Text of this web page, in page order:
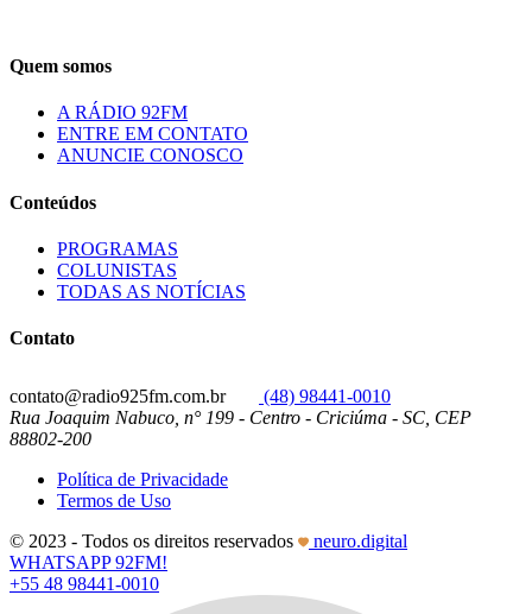
Quem somos
A RÁDIO 92FM
ENTRE EM CONTATO
ANUNCIE CONOSCO
Conteúdos
PROGRAMAS
COLUNISTAS
TODAS AS NOTÍCIAS
Contato
contato@radio925fm.com.br
(48) 98441-0010
Rua Joaquim Nabuco, n° 199 - Centro - Criciúma - SC, CEP
88802-200
Política de Privacidade
Termos de Uso
© 2023 - Todos os direitos reservados
neuro.digital
WHATSAPP 92FM!
+55 48 98441-0010